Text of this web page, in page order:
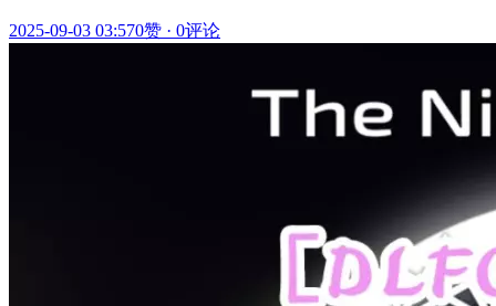
2025-09-03 03:570赞 · 0评论